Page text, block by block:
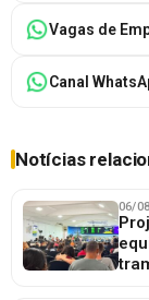
Vagas de
Canal
Notícias
06/